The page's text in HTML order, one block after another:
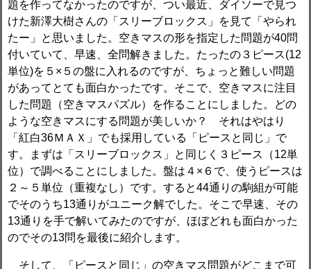
題を作ってなかったのですが、つい最近、ダイソーで見つ
けた新澤大樹さんの「スリーブロックス」を見て「やられ
たー」と思いました。空きマスの形を指定した問題が40問
付いていて、早速、全問解きました。たったの３ピース(12
単位)を５×５の盤に入れるのですが、ちょっと難しい問題
があってとても面白かったです。そこで、空きマスに注目
した問題（空きマスパズル）を作ることにしました。どの
ような空きマスにする問題が美しいか？ それはやはり
「紅白36ＭＡＸ」でも採用している「ピースと同じ」で
す。まずは「スリーブロックス」と同じく３ピース（12単
位）で調べることにしました。盤は４×６で、使うピースは
２～５単位（重複なし）です。すると44通りの駒組が可能
でそのうち13通りがユニーク解でした。そこで早速、その
13通りを手で解いてみたのですが、ほぼどれも面白かった
のでその13問を最後に紹介します。
そして、「ピースと同じ」の空きマス問題がどこまで可